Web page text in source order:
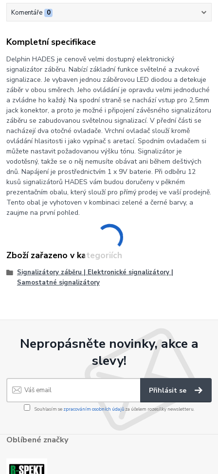
Komentáře 0
Kompletní specifikace
Delphin HADES je cenově velmi dostupný elektronický
signalizátor záběru. Nabízí základní funkce světelné a zvukové
signalizace. Je vybaven jednou záběrovou LED diodou a detekuje
záběr v obou směrech. Jeho ovládání je opravdu velmi jednoduché
a zvládne ho každý. Na spodní straně se nachází vstup pro 2,5mm
jack konektor, a proto je možné i připojení závěsného signalizátoru
záběru se zabudovanou světelnou signalizací. V přední části se
nacházejí dva otočné ovladače. Vrchní ovladač slouží kromě
ovládání hlasitosti i jako vypínač s aretací. Spodním ovladačem si
můžete nastavit požadovanou výšku tónu. Signalizátor je
vodotěsný, takže se o něj nemusíte obávat ani během deštivých
dnů. Napájení je prostřednictvím 1 x 9V baterie. Při odběru 12
kusů signalizátorů HADES vám budou doručeny v pěkném
prezentačním obalu, který slouží pro přímý prodej ve vaší prodejně.
Tento obal je vyhotoven v kombinaci zelené a černé barvy, a
zaujme na první pohled.
Zboží zařazeno v kategoriích
Signalizátory záběru | Elektronické signalizátory |
Samostatné signalizátory
Nepropásněte novinky, akce a
slevy!
Přihlásit se
Souhlasím se zpracováním osobních údajůza účelem rozesílky newsletteru.
Oblíbené značky